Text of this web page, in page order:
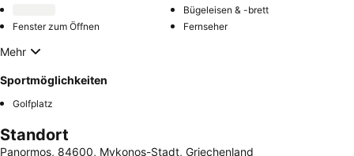
Bügeleisen & -brett
Fenster zum Öffnen
Fernseher
Mehr
Sportmöglichkeiten
Golfplatz
Standort
Panormos, 84600, Mykonos-Stadt, Griechenland